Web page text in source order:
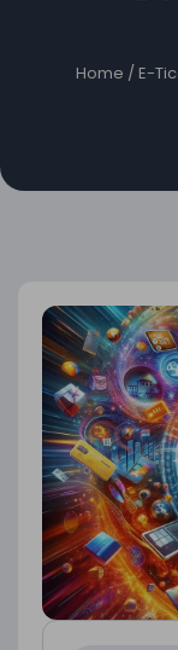
Home / E-